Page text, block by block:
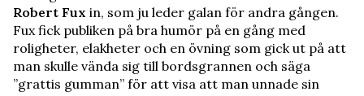
Robert Fux in, som ju leder galan för andra gången.
Fux fick publiken på bra humör på en gång med
roligheter, elakheter och en övning som gick ut på att
man skulle vända sig till bordsgrannen och säga
”grattis gumman” för att visa att man unnade sin